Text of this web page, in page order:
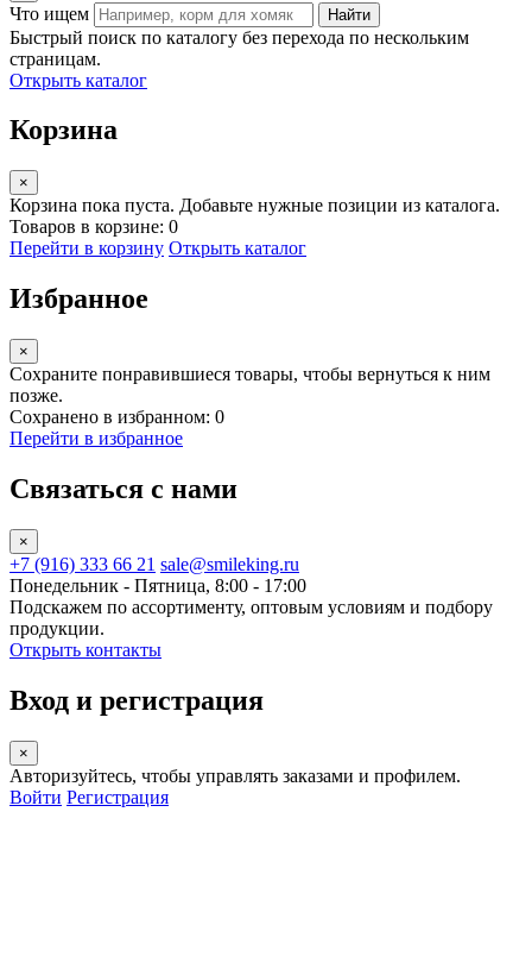
Что ищем Найти
Быстрый поиск по каталогу без перехода по нескольким
страницам.
Открыть каталог
Корзина
×
Корзина пока пуста. Добавьте нужные позиции из каталога.
Товаров в корзине: 0
Перейти в корзину Открыть каталог
Избранное
×
Сохраните понравившиеся товары, чтобы вернуться к ним
позже.
Сохранено в избранном: 0
Перейти в избранное
Связаться с нами
×
+7 (916) 333 66 21 sale@smileking.ru
Понедельник - Пятница, 8:00 - 17:00
Подскажем по ассортименту, оптовым условиям и подбору
продукции.
Открыть контакты
Вход и регистрация
×
Авторизуйтесь, чтобы управлять заказами и профилем.
Войти Регистрация